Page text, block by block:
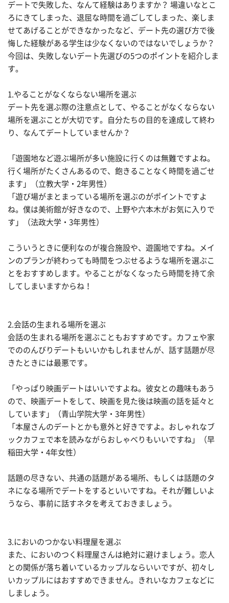
デートで失敗した、なんて経験はありますか？ 場違いなとこ
ろにきてしまった、退屈な時間を過ごしてしまった、楽しま
せてあげることができなかったなど、デート先の選び方で後
悔した経験がある学生は少なくないのではないでしょうか？
今回は、失敗しないデート先選びの5つのポイントを紹介しま
す。
1.やることがなくならない場所を選ぶ
デート先を選ぶ際の注意点として、やることがなくならない
場所を選ぶことが大切です。自分たちの目的を達成して終わ
り、なんてデートしていませんか？
「遊園地など遊ぶ場所が多い施設に行くのは無難ですよね。
行く場所がたくさんあるので、飽きることなく時間を過ごせ
ます」（立教大学・2年男性）
「遊び場がまとまっている場所を選ぶのがポイントですよ
ね。僕は美術館が好きなので、上野や六本木がお気に入りで
す」（法政大学・3年男性）
こういうときに便利なのが複合施設や、遊園地ですね。メイ
ンのプランが終わっても時間をつぶせるような場所を選ぶこ
とをおすすめします。やることがなくなったら時間を持て余
してしまいますからね！
2.会話の生まれる場所を選ぶ
会話の生まれる場所を選ぶこともおすすめです。カフェや家
でののんびりデートもいいかもしれませんが、話す話題が尽
きたときには最悪です。
「やっぱり映画デートはいいですよね。彼女との趣味もあう
ので、映画デートをして、映画を見た後は映画の話を延々と
しています」（青山学院大学・3年男性）
「本屋さんのデートとかも意外と好きですよ。おしゃれなブ
ックカフェで本を読みながらおしゃべりもいいですね」（早
稲田大学・4年女性）
話題の尽きない、共通の話題がある場所、もしくは話題のタ
ネになる場所でデートをするといいですね。それが難しいよ
うなら、事前に話すネタを考えておきましょう。
3.においのつかない料理屋を選ぶ
また、においのつく料理屋さんは絶対に避けましょう。恋人
との関係が落ち着いているカップルならいいですが、初々し
いカップルにはおすすめできません。きれいなカフェなどに
しましょう。